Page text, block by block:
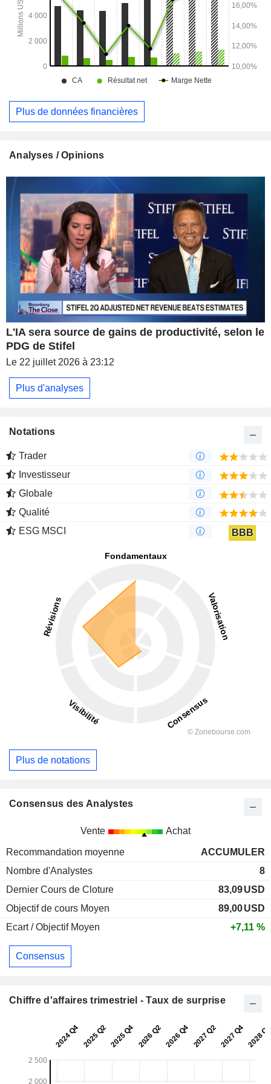
Plus de données financières
Analyses / Opinions
L'IA sera source de gains de productivité, selon le
PDG de Stifel
Le 22 juillet 2026 à 23:12
Plus d'analyses
Notations
Trader
Investisseur
Globale
Qualité
ESG MSCI
BBB
Plus de notations
Consensus des Analystes
Vente Achat
Recommandation moyenne
ACCUMULER
Nombre d'Analystes
8
Dernier Cours de Cloture
83,09USD
Objectif de cours Moyen
89,00USD
Ecart / Objectif Moyen
+7,11 %
Consensus
Chiffre d'affaires trimestriel - Taux de surprise